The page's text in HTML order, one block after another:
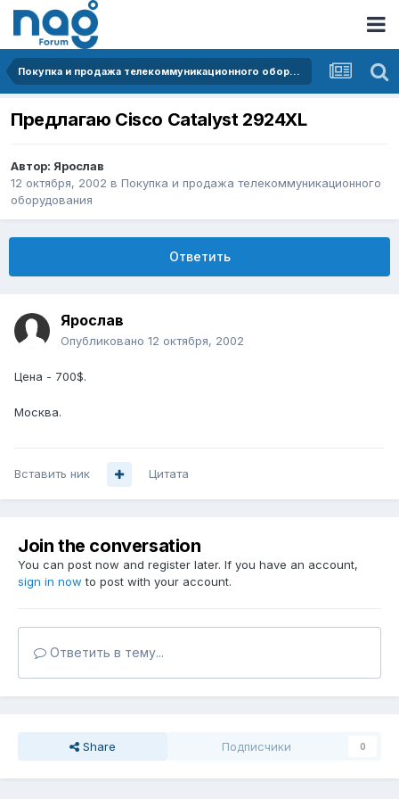
Покупка и продажа телекоммуникационного оборудования
Предлагаю Cisco Catalyst 2924XL
Автор: Ярослав
12 октября, 2002 в Покупка и продажа телекоммуникационного
оборудования
Ответить
Ярослав
Опубликовано 12 октября, 2002
Цена - 700$.
Москва.
Вставить ник Цитата
Join the conversation
You can post now and register later. If you have an account,
sign in now to post with your account.
Ответить в тему...
Share Подписчики 0